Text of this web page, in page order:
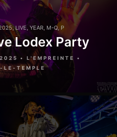
,LIVE, YEAR, M-Q, P
Lodex Party
• L'EMPREINTE •
LE-TEMPLE